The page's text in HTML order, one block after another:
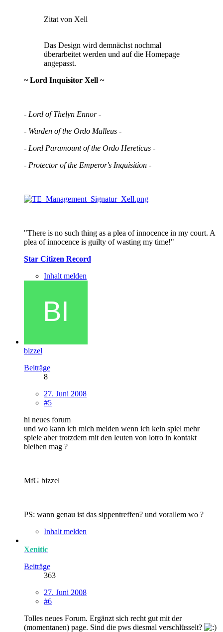
Zitat von Xell
Das Design wird demnächst nochmal
überarbeitet werden und auf die Homepage
angepasst.
~ Lord Inquisitor Xell ~
- Lord of Thelyn Ennor -
- Warden of the Ordo Malleus -
- Lord Paramount of the Ordo Hereticus -
- Protector of the Emperor's Inquisition -
"There is no such thing as a plea of innocence in my court. A
plea of innocence is guilty of wasting my time!"
Star Citizen Record
Inhalt melden
bizzel
Beiträge
8
27. Juni 2008
#5
hi neues forum
und wo kann ich mich melden wenn ich kein spiel mehr
spiele aber trotzdem mit den leuten von lotro in kontakt
bleiben mag ?
MfG bizzel
PS: wann genau ist das sippentreffen? und vorallem wo ?
Inhalt melden
Xenitic
Beiträge
363
27. Juni 2008
#6
Tolles neues Forum. Ergänzt sich recht gut mit der
(momentanen) page. Sind die pws diesmal verschlüsselt?